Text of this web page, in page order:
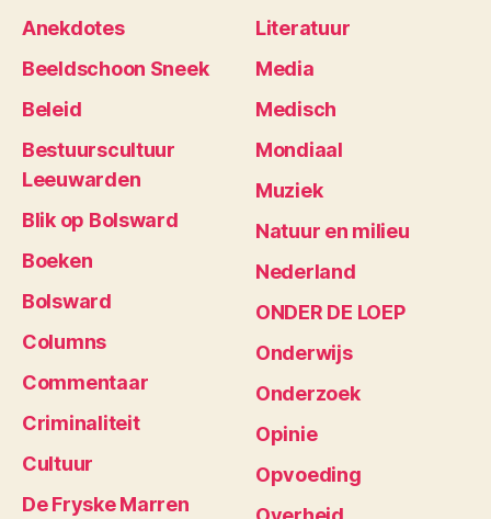
Anekdotes
Beeldschoon Sneek
Beleid
Bestuurscultuur
Leeuwarden
Blik op Bolsward
Boeken
Bolsward
Columns
Commentaar
Criminaliteit
Cultuur
De Fryske Marren
Literatuur
Media
Medisch
Mondiaal
Muziek
Natuur en milieu
Nederland
ONDER DE LOEP
Onderwijs
Onderzoek
Opinie
Opvoeding